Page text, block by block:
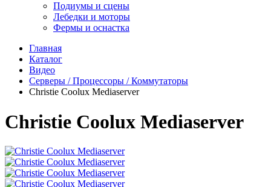
Подиумы и сцены
Лебедки и моторы
Фермы и оснастка
Главная
Каталог
Видео
Серверы / Процессоры / Коммутаторы
Christie Coolux Mediaserver
Christie Coolux Mediaserver